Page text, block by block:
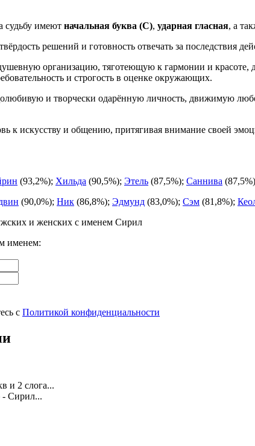
судьбу имеют начальная буква (С), ударная гласная, а
решений и готовность отвечать за последствия
организацию, тяготеющую к гармонии и красоте,
и строгость в оценке окружающих.
и творчески одарённую личность, движимую
к искусству и общению, притягивая внимание своей
(93,2%); Хильда (90,5%); Этель (87,5%); Саннива
(90,0%); Ник (86,8%); Эдмунд (83,0%); Сэм (81,8%);
и женских с именем Сирил
именем:
с Политикой конфиденциальности
и 2 слога...
- Сирил...